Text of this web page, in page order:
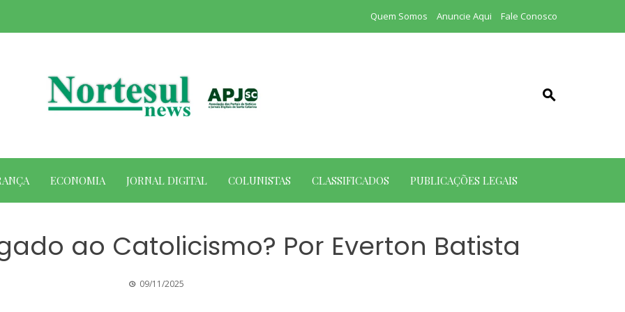
Quem Somos Anuncie Aqui Fale Conosco
ECONOMIA JORNAL DIGITAL COLUNISTAS CLASSIFICADOS PUBLICAÇÕES LEGAIS
ao Catolicismo? Por Everton Batista
09/11/2025